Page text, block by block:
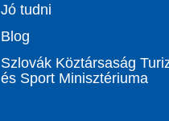
Jó tudni
Blog
Szlovák Köztársaság
és Sport Minisztériuma